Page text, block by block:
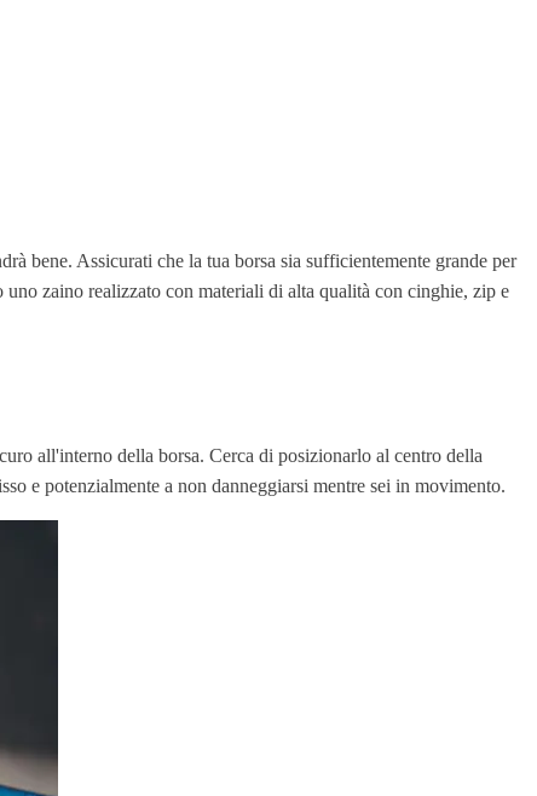
bene. Assicurati che la tua borsa sia sufficientemente grande per
zaino realizzato con materiali di alta qualità con cinghie, zip e
all'interno della borsa. Cerca di posizionarlo al centro della
e potenzialmente a non danneggiarsi mentre sei in movimento.